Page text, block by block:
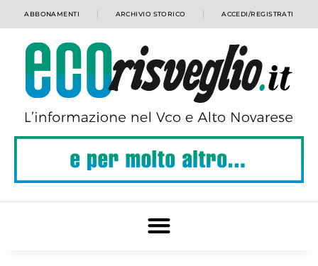
ABBONAMENTI ARCHIVIO STORICO ACCEDI/REGISTRATI